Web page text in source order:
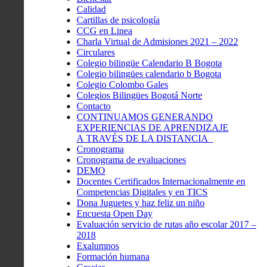
Calidad
Cartillas de psicología
CCG en Linea
Charla Virtual de Admisiones 2021 – 2022
Circulares
Colegio bilingüe Calendario B Bogota
Colegio bilingües calendario b Bogota
Colegio Colombo Gales
Colegios Bilingües Bogotá Norte
Contacto
CONTINUAMOS GENERANDO
EXPERIENCIAS DE APRENDIZAJE
A TRAVÉS DE LA DISTANCIA
Cronograma
Cronograma de evaluaciones
DEMO
Docentes Certificados Internacionalmente en
Competencias Digitales y en TICS
Dona Juguetes y haz feliz un niño
Encuesta Open Day
Evaluación servicio de rutas año escolar 2017 –
2018
Exalumnos
Formación humana